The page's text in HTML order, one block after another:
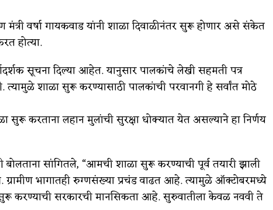
वर्षा गायकवाड यांनी शाळा दिवाळीनंतर सुरू होणार असे संकेत
होत्या.
सूचना दिल्या आहेत. यानुसार पालकांचे लेखी सहमती पत्र
त्यामुळे शाळा सुरू करण्यासाठी पालकांची परवानगी हे सर्वांत मोठे
सुरू करताना लहान मुलांची सुरक्षा धोक्यात येत असल्याने हा निर्णय
बोलताना सांगितले, “आमची शाळा सुरू करण्याची पूर्व तयारी झाली
ग्रामीण भागातही रुग्णसंख्या प्रचंड वाढत आहे. त्यामुळे ऑक्टोबरमध्ये
करण्याची सरकारची मानसिकता आहे. सुरुवातीला केवळ नववी ते